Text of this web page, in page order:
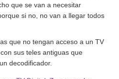
que se van a necesitar
si no, no van a llegar todos
que no tengan acceso a un TV
sus teles antiguas que
decodificador.